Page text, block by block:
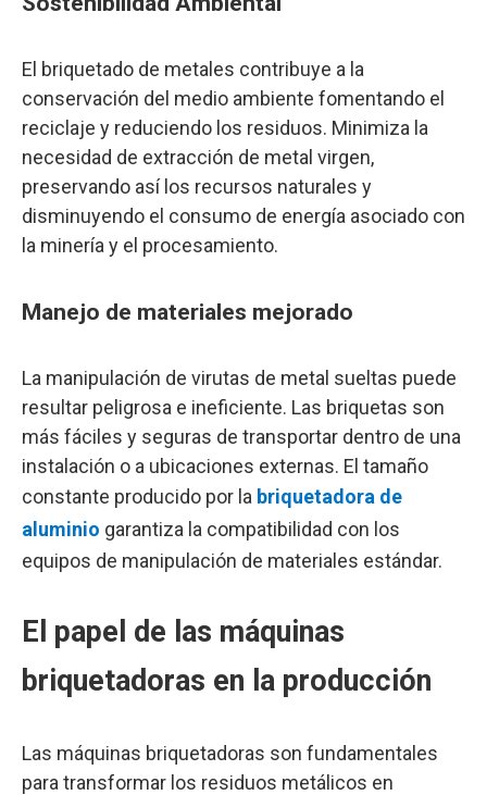
El briquetado de metales contribuye a la
conservación del medio ambiente fomentando el
reciclaje y reduciendo los residuos. Minimiza la
necesidad de extracción de metal virgen,
preservando así los recursos naturales y
disminuyendo el consumo de energía asociado con
la minería y el procesamiento.
Manejo de materiales mejorado
La manipulación de virutas de metal sueltas puede
resultar peligrosa e ineficiente. Las briquetas son
más fáciles y seguras de transportar dentro de una
instalación o a ubicaciones externas. El tamaño
constante producido por la briquetadora de
aluminio garantiza la compatibilidad con los
equipos de manipulación de materiales estándar.
El papel de las máquinas
briquetadoras en la producción
Las máquinas briquetadoras son fundamentales
para transformar los residuos metálicos en